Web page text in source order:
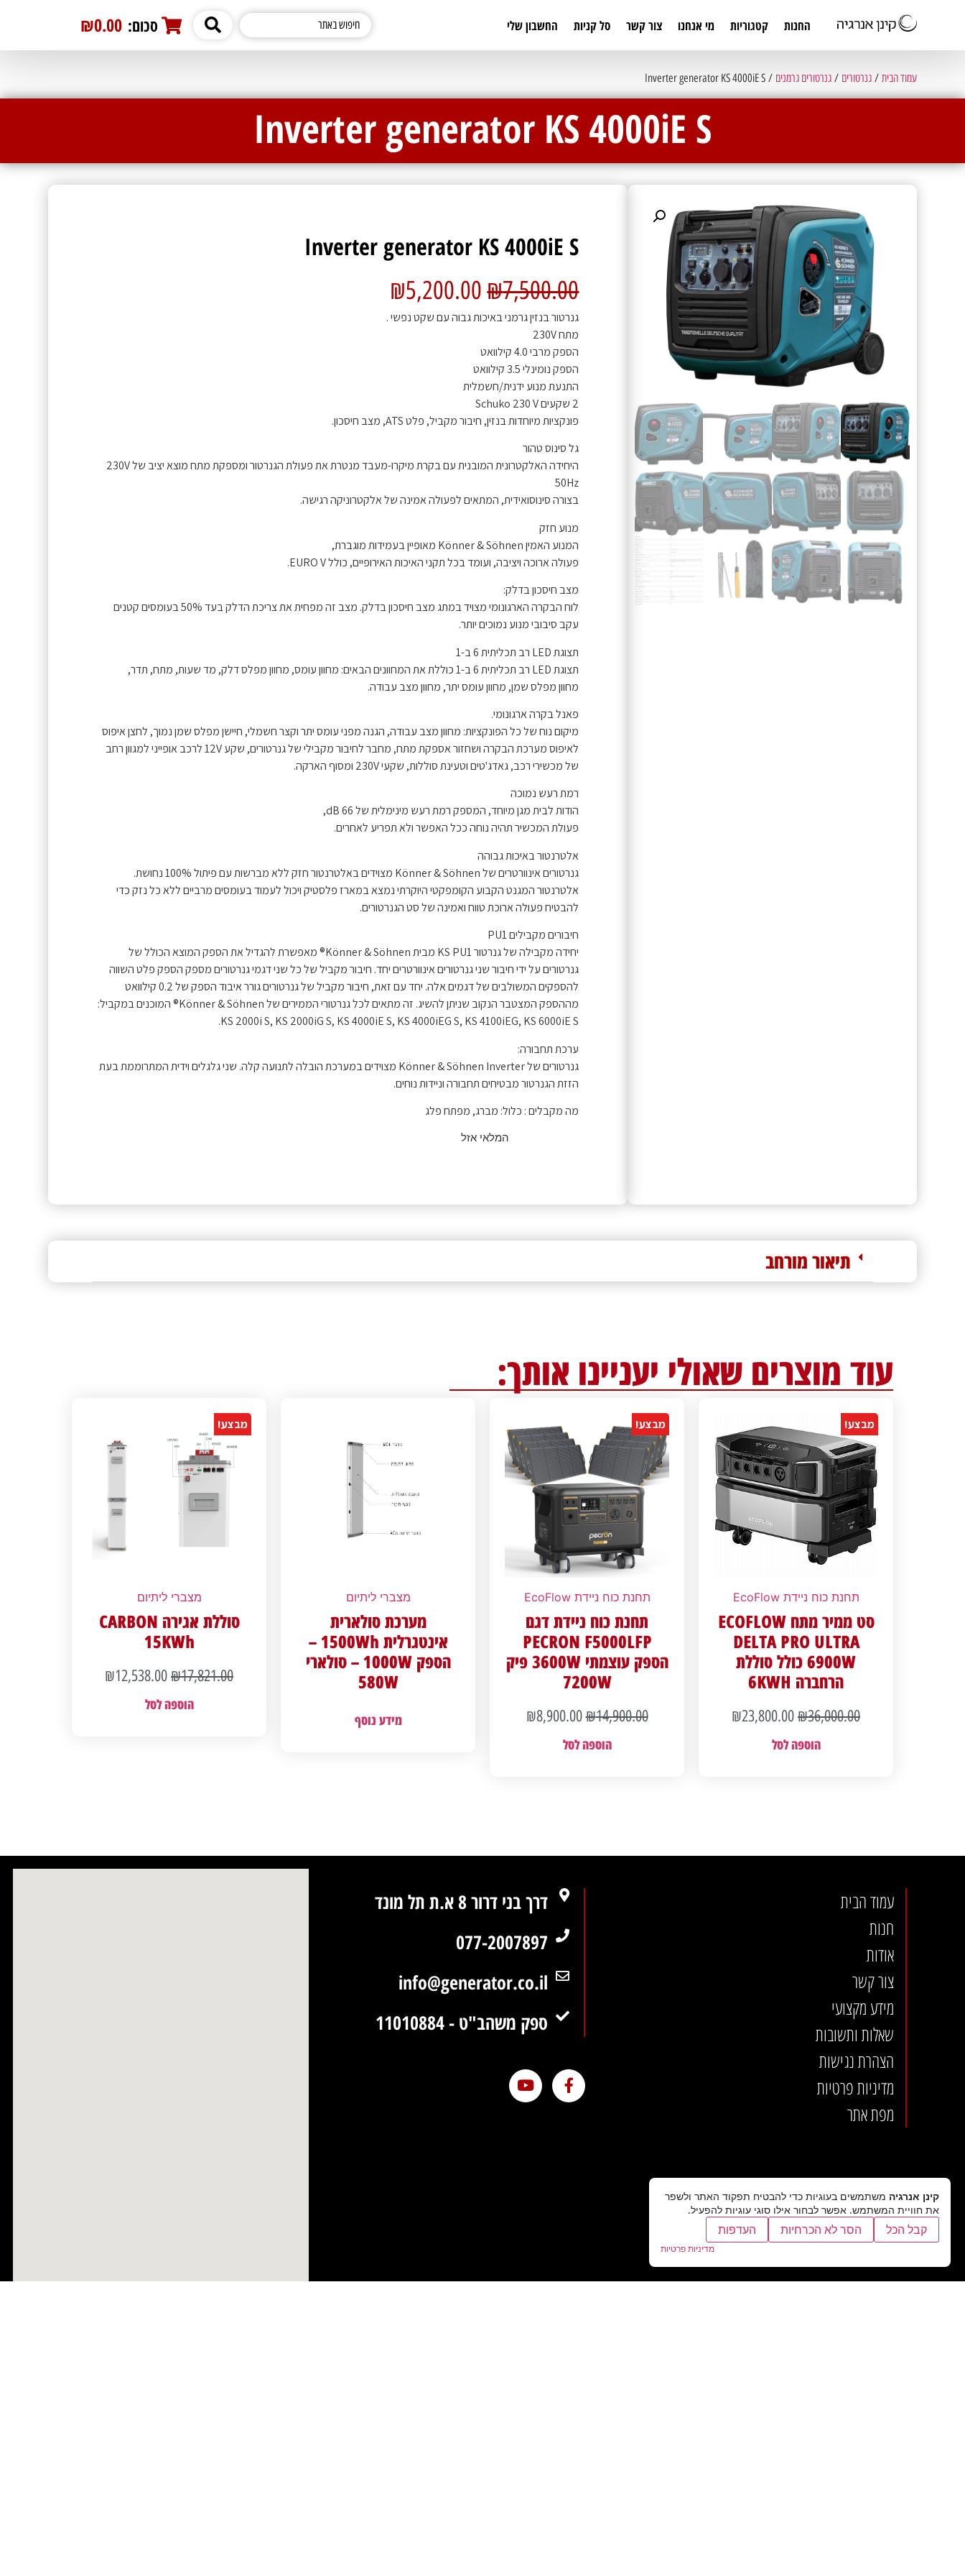
החנות קטגוריות מי אנחנו צור קשר סל קניות החשבון שלי סכום: 0
₪0.00
עמוד הבית /גנרטורים /גנרטורים גרמנים / Inverter generator KS 4000iE S
Inverter generator KS 4000iE S
Inverter generator KS 4000iE S
₪7,500.00
₪5,200.00
גנרטור בנזין גרמני באיכות גבוה עם שקט נפשי .
מתח 230V
הספק מרבי 4.0 קילוואט
הספק נומינלי 3.5 קילוואט
התנעת מנוע ידנית/חשמלית
2 שקעים Schuko 230 V
פונקציות מיוחדות בנזין, חיבור מקביל, פלט ATS, מצב חיסכון.
גל סינוס טהור
היחידה האלקטרונית המובנית עם בקרת מיקרו-מעבד מנטרת את פעולת הגנרטור ומספקת מתח מוצא יציב של 230V
50Hz
בצורה סינוסואידית, המתאים לפעולה אמינה של אלקטרוניקה רגישה.
מנוע חזק
המנוע האמין Könner & Söhnen מאופיין בעמידות מוגברת,
פעולה ארוכה ויציבה, ועומד בכל תקני האיכות האירופיים, כולל EURO V.
מצב חיסכון בדלק:
לוח הבקרה הארגונומי מצויד במתג מצב חיסכון בדלק. מצב זה מפחית את צריכת הדלק בעד 50% בעומסים קטנים
עקב סיבובי מנוע נמוכים יותר.
תצוגת LED רב תכליתית 6 ב-1
תצוגת LED רב תכליתית 6 ב-1 כוללת את המחוונים הבאים: מחוון עומס, מחוון מפלס דלק, מד שעות, מתח, תדר,
מחוון מפלס שמן, מחוון עומס יתר, מחוון מצב עבודה.
פאנל בקרה ארגונומי.
מיקום נוח של כל הפונקציות: מחוון מצב עבודה, הגנה מפני עומס יתר וקצר חשמלי, חיישן מפלס שמן נמוך, לחצן איפוס
לאיפוס מערכת הבקרה ושחזור אספקת מתח, מחבר לחיבור מקבילי של גנרטורים, שקע 12V לרכב אופייני למגוון רחב
של מכשירי רכב, גאדג'טים וטעינת סוללות, שקעי 230V ומסוף הארקה.
רמת רעש נמוכה
הודות לבית מגן מיוחד, המספק רמת רעש מינימלית של 66 dB,
פעולת המכשיר תהיה נוחה ככל האפשר ולא תפריע לאחרים.
אלטרנטור באיכות גבוהה
גנרטורים אינוורטרים של Könner & Söhnen מצוידים באלטרנטור חזק ללא מברשות עם פיתול 100% נחושת.
אלטרנטור המגנט הקבוע הקומפקטי היוקרתי נמצא במארז פלסטיק ויכול לעמוד בעומסים מרביים ללא כל נזק כדי
להבטיח פעולה ארוכת טווח ואמינה של סט הגנרטורים.
חיבורים מקבילים PU1
יחידה מקבילה של גנרטור KS PU1 מבית Könner & Söhnen® מאפשרת להגדיל את הספק המוצא הכולל של
גנרטורים על ידי חיבור שני גנרטורים אינוורטרים יחד. חיבור מקביל של כל שני דגמי גנרטורים מספק הספק פלט השווה
להספקים המשולבים של דגמים אלה. יחד עם זאת, חיבור מקביל של גנרטורים גורר איבוד הספק של 0.2 קילוואט
מההספק המצטבר הנקוב שניתן להשיג. זה מתאים לכל גנרטורי הממירים של Könner & Söhnen® המוכנים במקביל:
KS 2000i S, KS 2000iG S, KS 4000iE S, KS 4000iEG S, KS 4100iEG, KS 6000iE S.
ערכת תחבורה:
גנרטורים של Könner & Söhnen Inverter מצוידים במערכת הובלה לתנועה קלה. שני גלגלים וידית המתרוממת בעת
הזזת הגנרטור מבטיחים תחבורה וניידות נוחים.
מה מקבלים : כלול: מברג, מפתח פלג
המלאי אזל
תיאור מורחב
עוד מוצרים שאולי יעניינו אותך:
מבצע!
תחנת כוח ניידת EcoFlow
סט ממיר מתח ECOFLOW
DELTA PRO ULTRA
6900W כולל סוללת
הרחברה 6KWH
₪36,000.00
₪23,800.00
הוספה לסל
מבצע!
תחנת כוח ניידת EcoFlow
תחנת כוח ניידת דגם
PECRON F5000LFP
הספק עוצמתי 3600W פיק
7200W
₪14,900.00
₪8,900.00
הוספה לסל
מצברי ליתיום
מערכת סולארית
אינטגרלית 1500Wh –
הספק 1000W – סולארי
580W
מידע נוסף
מבצע!
מצברי ליתיום
סוללת אגירה CARBON
15KWh
₪17,821.00
₪12,538.00
הוספה לסל
עמוד הבית
חנות
אודות
צור קשר
מידע מקצועי
שאלות ותשובות
הצהרת נגישות
מדיניות פרטיות
מפת אתר
דרך בני דרור 8 א.ת תל מונד
077-2007897
info@generator.co.il
ספק משהב"ט - 11010884
קינן אנרגיה משתמשים בעוגיות כדי להבטיח תפקוד האתר ולשפר
את חוויית המשתמש. אפשר לבחור אילו סוגי עוגיות להפעיל.
קבל הכל הסר לא הכרחיות העדפות
מדיניות פרטיות